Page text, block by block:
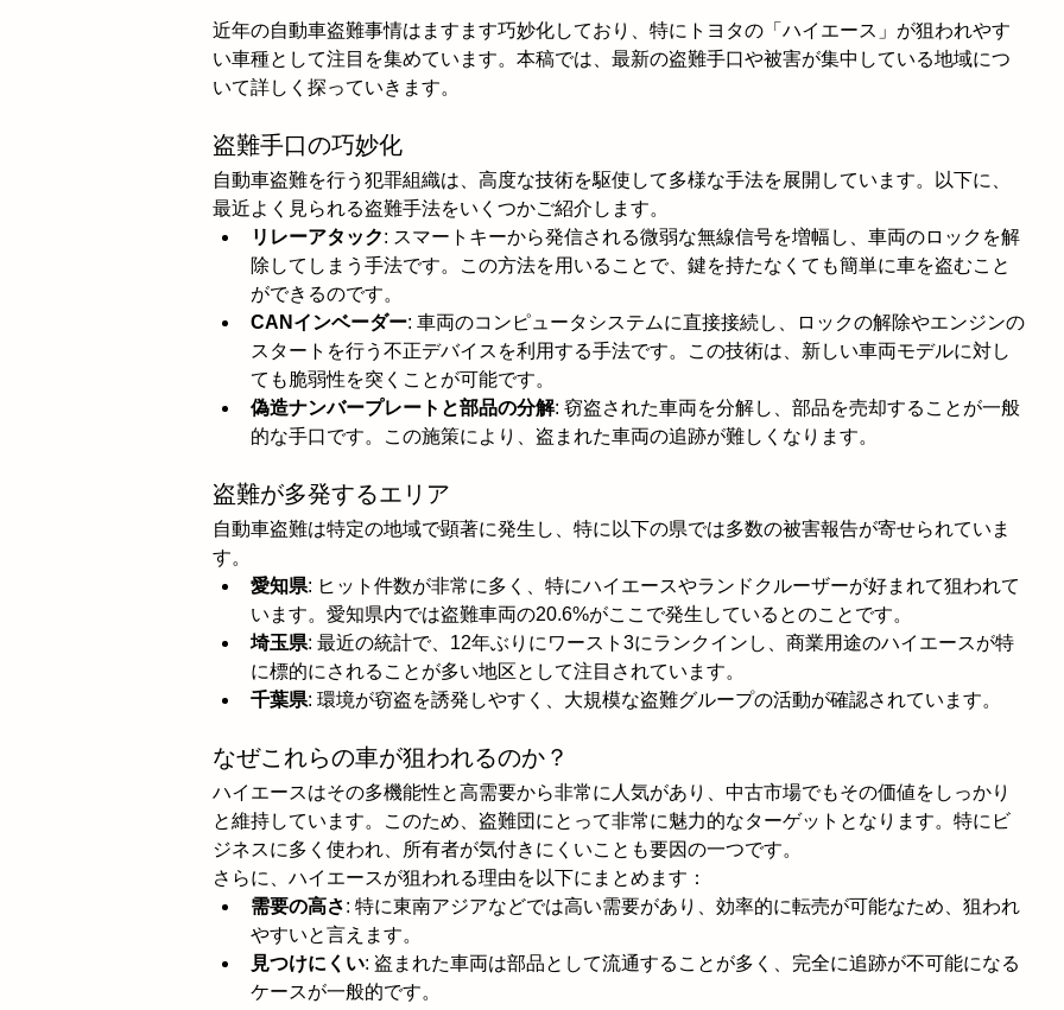
近年の自動車盗難事情はますます巧妙化しており、特にトヨタの「ハイエース」が狙われやす
い車種として注目を集めています。本稿では、最新の盗難手口や被害が集中している地域につ
いて詳しく探っていきます。
盗難手口の巧妙化
自動車盗難を行う犯罪組織は、高度な技術を駆使して多様な手法を展開しています。以下に、
最近よく見られる盗難手法をいくつかご紹介します。
リレーアタック: スマートキーから発信される微弱な無線信号を増幅し、車両のロックを解
除してしまう手法です。この方法を用いることで、鍵を持たなくても簡単に車を盗むこと
ができるのです。
CANインベーダー: 車両のコンピュータシステムに直接接続し、ロックの解除やエンジンの
スタートを行う不正デバイスを利用する手法です。この技術は、新しい車両モデルに対し
ても脆弱性を突くことが可能です。
偽造ナンバープレートと部品の分解: 窃盗された車両を分解し、部品を売却することが一般
的な手口です。この施策により、盗まれた車両の追跡が難しくなります。
盗難が多発するエリア
自動車盗難は特定の地域で顕著に発生し、特に以下の県では多数の被害報告が寄せられていま
す。
愛知県: ヒット件数が非常に多く、特にハイエースやランドクルーザーが好まれて狙われて
います。愛知県内では盗難車両の20.6%がここで発生しているとのことです。
埼玉県: 最近の統計で、12年ぶりにワースト3にランクインし、商業用途のハイエースが特
に標的にされることが多い地区として注目されています。
千葉県: 環境が窃盗を誘発しやすく、大規模な盗難グループの活動が確認されています。
なぜこれらの車が狙われるのか？
ハイエースはその多機能性と高需要から非常に人気があり、中古市場でもその価値をしっかり
と維持しています。このため、盗難団にとって非常に魅力的なターゲットとなります。特にビ
ジネスに多く使われ、所有者が気付きにくいことも要因の一つです。
さらに、ハイエースが狙われる理由を以下にまとめます：
需要の高さ: 特に東南アジアなどでは高い需要があり、効率的に転売が可能なため、狙われ
やすいと言えます。
見つけにくい: 盗まれた車両は部品として流通することが多く、完全に追跡が不可能になる
ケースが一般的です。